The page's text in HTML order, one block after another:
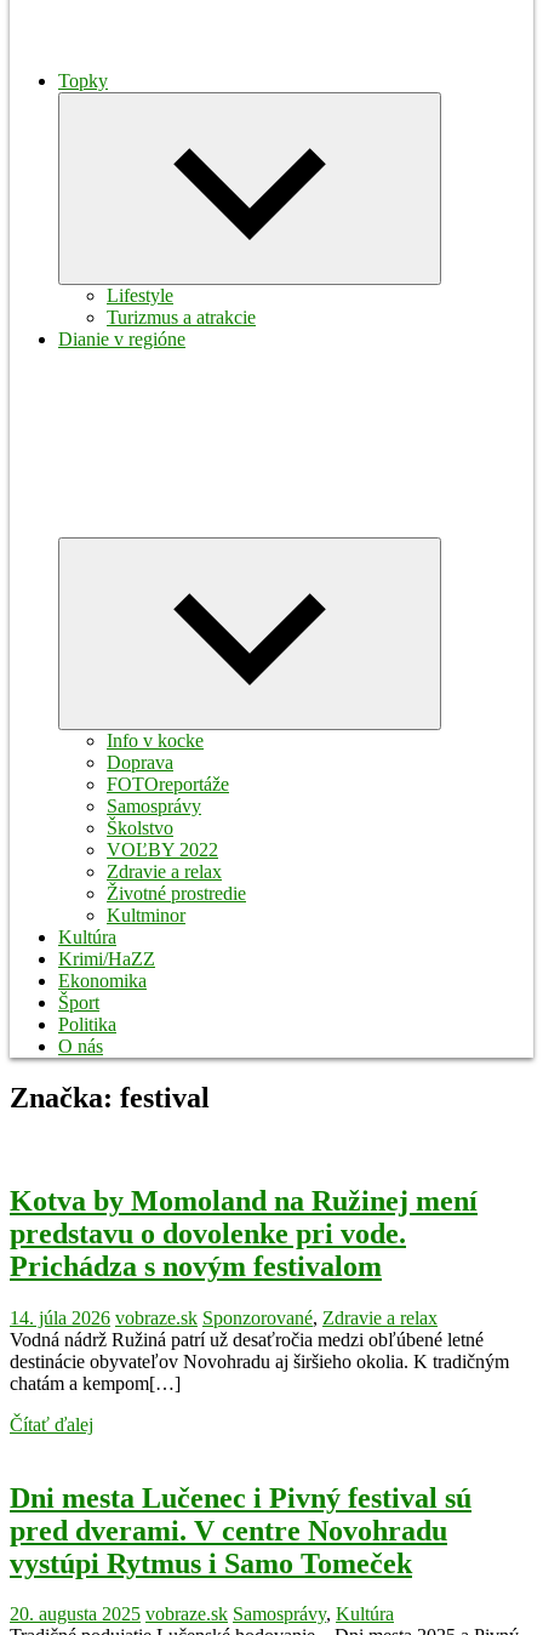
Topky
Lifestyle
Turizmus a atrakcie
Dianie v regióne
Info v kocke
Doprava
FOTOreportáže
Samosprávy
Školstvo
VOĽBY 2022
Zdravie a relax
Životné prostredie
Kultminor
Kultúra
Krimi/HaZZ
Ekonomika
Šport
Politika
O nás
Značka: festival
Kotva by Momoland na Ružinej mení
predstavu o dovolenke pri vode.
Prichádza s novým festivalom
14. júla 2026 vobraze.sk Sponzorované, Zdravie a relax
Vodná nádrž Ružiná patrí už desaťročia medzi obľúbené letné
destinácie obyvateľov Novohradu aj širšieho okolia. K tradičným
chatám a kempom[…]
Čítať ďalej
Dni mesta Lučenec i Pivný festival sú
pred dverami. V centre Novohradu
vystúpi Rytmus i Samo Tomeček
20. augusta 2025 vobraze.sk Samosprávy, Kultúra